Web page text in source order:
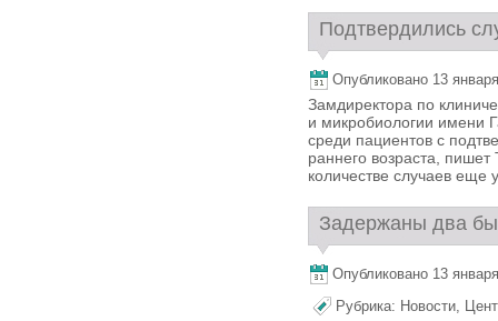
Подтвердились
Опубликовано 13
Замдиректора по
и микробиологии имени
среди пациентов с
раннего возраста,
количестве случаев еще
Задержаны два
Опубликовано 13
Рубрика: Новости,